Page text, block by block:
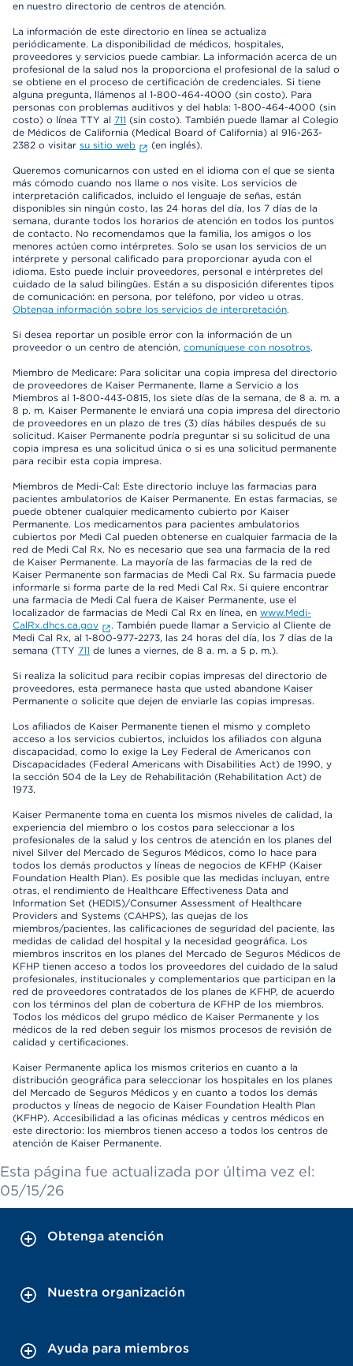
en nuestro directorio de centros de atención.
La información de este directorio en línea se actualiza
periódicamente. La disponibilidad de médicos, hospitales,
proveedores y servicios puede cambiar. La información acerca de un
profesional de la salud nos la proporciona el profesional de la salud o
se obtiene en el proceso de certificación de credenciales. Si tiene
alguna pregunta, llámenos al 1-800-464-4000 (sin costo). Para
personas con problemas auditivos y del habla: 1-800-464-4000 (sin
costo) o línea TTY al 711 (sin costo). También puede llamar al Colegio
de Médicos de California (Medical Board of California) al 916-263-
2382 o visitar su sitio web (en inglés).
Queremos comunicarnos con usted en el idioma con el que se sienta
más cómodo cuando nos llame o nos visite. Los servicios de
interpretación calificados, incluido el lenguaje de señas, están
disponibles sin ningún costo, las 24 horas del día, los 7 días de la
semana, durante todos los horarios de atención en todos los puntos
de contacto. No recomendamos que la familia, los amigos o los
menores actúen como intérpretes. Solo se usan los servicios de un
intérprete y personal calificado para proporcionar ayuda con el
idioma. Esto puede incluir proveedores, personal e intérpretes del
cuidado de la salud bilingües. Están a su disposición diferentes tipos
de comunicación: en persona, por teléfono, por video u otras.
Obtenga información sobre los servicios de interpretación.
Si desea reportar un posible error con la información de un
proveedor o un centro de atención, comuníquese con nosotros.
Miembro de Medicare: Para solicitar una copia impresa del directorio
de proveedores de Kaiser Permanente, llame a Servicio a los
Miembros al 1-800-443-0815, los siete días de la semana, de 8 a. m. a
8 p. m. Kaiser Permanente le enviará una copia impresa del directorio
de proveedores en un plazo de tres (3) días hábiles después de su
solicitud. Kaiser Permanente podría preguntar si su solicitud de una
copia impresa es una solicitud única o si es una solicitud permanente
para recibir esta copia impresa.
Miembros de Medi-Cal: Este directorio incluye las farmacias para
pacientes ambulatorios de Kaiser Permanente. En estas farmacias, se
puede obtener cualquier medicamento cubierto por Kaiser
Permanente. Los medicamentos para pacientes ambulatorios
cubiertos por Medi Cal pueden obtenerse en cualquier farmacia de la
red de Medi Cal Rx. No es necesario que sea una farmacia de la red
de Kaiser Permanente. La mayoría de las farmacias de la red de
Kaiser Permanente son farmacias de Medi Cal Rx. Su farmacia puede
informarle si forma parte de la red Medi Cal Rx. Si quiere encontrar
una farmacia de Medi Cal fuera de Kaiser Permanente, use el
localizador de farmacias de Medi Cal Rx en línea, en www.Medi-
CalRx.dhcs.ca.gov
. También puede llamar a Servicio al Cliente de
Medi Cal Rx, al 1-800-977-2273, las 24 horas del día, los 7 días de la
semana (TTY 711 de lunes a viernes, de 8 a. m. a 5 p. m.).
Si realiza la solicitud para recibir copias impresas del directorio de
proveedores, esta permanece hasta que usted abandone Kaiser
Permanente o solicite que dejen de enviarle las copias impresas.
Los afiliados de Kaiser Permanente tienen el mismo y completo
acceso a los servicios cubiertos, incluidos los afiliados con alguna
discapacidad, como lo exige la Ley Federal de Americanos con
Discapacidades (Federal Americans with Disabilities Act) de 1990, y
la sección 504 de la Ley de Rehabilitación (Rehabilitation Act) de
1973.
Kaiser Permanente toma en cuenta los mismos niveles de calidad, la
experiencia del miembro o los costos para seleccionar a los
profesionales de la salud y los centros de atención en los planes del
nivel Silver del Mercado de Seguros Médicos, como lo hace para
todos los demás productos y líneas de negocios de KFHP (Kaiser
Foundation Health Plan). Es posible que las medidas incluyan, entre
otras, el rendimiento de Healthcare Effectiveness Data and
Information Set (HEDIS)/Consumer Assessment of Healthcare
Providers and Systems (CAHPS), las quejas de los
miembros/pacientes, las calificaciones de seguridad del paciente, las
medidas de calidad del hospital y la necesidad geográfica. Los
miembros inscritos en los planes del Mercado de Seguros Médicos de
KFHP tienen acceso a todos los proveedores del cuidado de la salud
profesionales, institucionales y complementarios que participan en la
red de proveedores contratados de los planes de KFHP, de acuerdo
con los términos del plan de cobertura de KFHP de los miembros.
Todos los médicos del grupo médico de Kaiser Permanente y los
médicos de la red deben seguir los mismos procesos de revisión de
calidad y certificaciones.
Kaiser Permanente aplica los mismos criterios en cuanto a la
distribución geográfica para seleccionar los hospitales en los planes
del Mercado de Seguros Médicos y en cuanto a todos los demás
productos y líneas de negocio de Kaiser Foundation Health Plan
(KFHP). Accesibilidad a las oficinas médicas y centros médicos en
este directorio: los miembros tienen acceso a todos los centros de
atención de Kaiser Permanente.
Esta página fue actualizada por última vez el:
05/15/26
Obtenga atención
Nuestra organización
Ayuda para miembros